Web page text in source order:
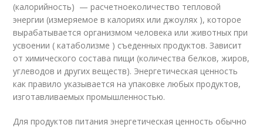
(калорийность) — расчетноеколичество тепловой
энергии (измеряемое в калориях или джоулях ), которое
вырабатывается организмом человека или животных при
усвоении ( катаболизме ) съеденных продуктов. Зависит
от химического состава пищи (количества белков, жиров,
углеводов и других веществ). Энергетическая ценность
как правило указывается на упаковке любых продуктов,
изготавливаемых промышленностью.
Для продуктов питания энергетическая ценность обычно